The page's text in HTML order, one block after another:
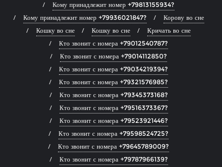
Кому принадлежит номер +79813155934?
Кому принадлежит номер +79936021847?
Корову во сне
Кошку во сне
Кошку во сне
Кричать во сне
Кто звонит с номера +79012540787?
Кто звонит с номера +79014112850?
Кто звонит с номера +79034219394?
Кто звонит с номера +79321576985?
Кто звонит с номера +79345373168?
Кто звонит с номера +79516373367?
Кто звонит с номера +79523921446?
Кто звонит с номера +79598524725?
Кто звонит с номера +79645789009?
Кто звонит с номера +79787966139?